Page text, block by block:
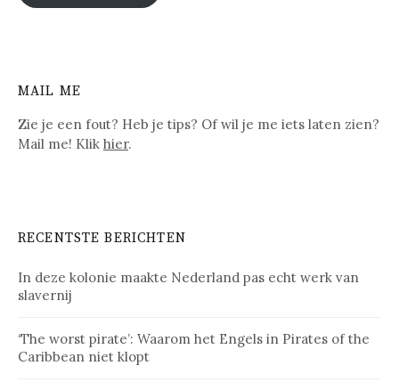
MAIL ME
Zie je een fout? Heb je tips? Of wil je me iets laten zien?
Mail me! Klik hier.
RECENTSTE BERICHTEN
In deze kolonie maakte Nederland pas echt werk van
slavernij
‘The worst pirate’: Waarom het Engels in Pirates of the
Caribbean niet klopt